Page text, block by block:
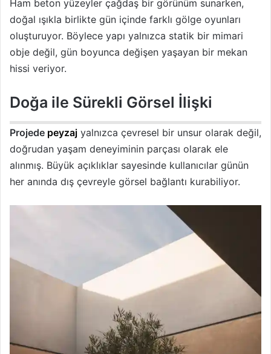
Ham beton yüzeyler çağdaş bir görünüm sunarken,
doğal ışıkla birlikte gün içinde farklı gölge oyunları
oluşturuyor. Böylece yapı yalnızca statik bir mimari
obje değil, gün boyunca değişen yaşayan bir mekan
hissi veriyor.
Doğa ile Sürekli Görsel İlişki
Projede peyzaj yalnızca çevresel bir unsur olarak değil,
doğrudan yaşam deneyiminin parçası olarak ele
alınmış. Büyük açıklıklar sayesinde kullanıcılar günün
her anında dış çevreyle görsel bağlantı kurabiliyor.